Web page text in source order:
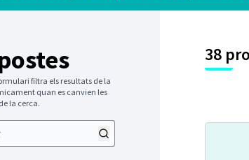
filtra els resultats de la
quan es canvien les
la cerca.
38